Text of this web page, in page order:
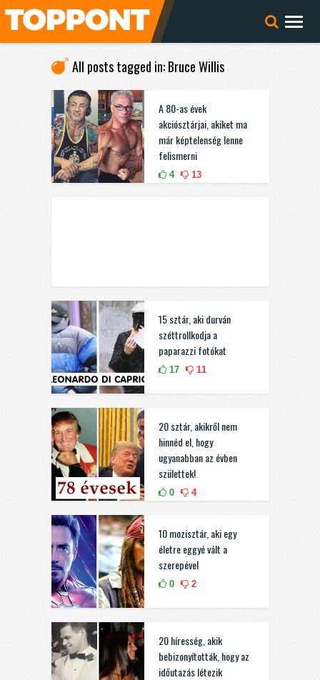
All posts tagged in: Bruce Willis
A 80-as évek
akciósztárjai, akiket ma
már képtelenség lenne
felismerni
4 13
15 sztár, aki durván
széttrollkodja a
paparazzi fotókat
17 11
20 sztár, akikről nem
hinnéd el, hogy
ugyanabban az évben
születtek!
0 4
10 mozisztár, aki egy
életre eggyé vált a
szerepével
0 2
20 híresség, akik
bebizonyították, hogy az
időutazás létezik